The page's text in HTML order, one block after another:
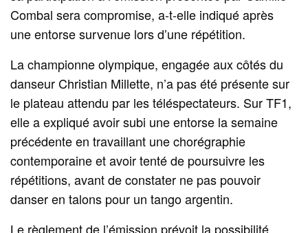
Combal sera compromise, a-t-elle indiqué après
une entorse survenue lors d’une répétition.
La championne olympique, engagée aux côtés du
danseur Christian Millette, n’a pas été présente sur
le plateau attendu par les téléspectateurs. Sur TF1,
elle a expliqué avoir subi une entorse la semaine
précédente en travaillant une chorégraphie
contemporaine et avoir tenté de poursuivre les
répétitions, avant de constater ne pas pouvoir
danser en talons pour un tango argentin.
Le règlement de l’émission prévoit la possibilité